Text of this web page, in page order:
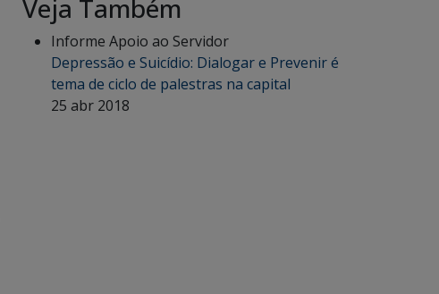
Veja Também
Informe Apoio ao Servidor
Depressão e Suicídio: Dialogar e Prevenir é
tema de ciclo de palestras na capital
25 abr 2018